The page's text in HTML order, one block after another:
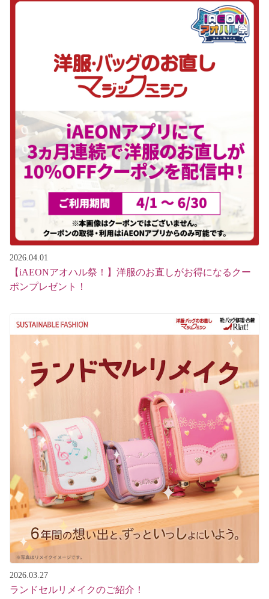
2026.04.01
【iAEONアオハル祭！】洋服のお直しがお得になるクー
ポンプレゼント！
2026.03.27
ランドセルリメイクのご紹介！